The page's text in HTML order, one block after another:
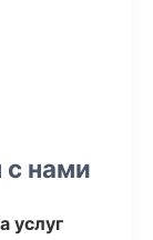
нами
услуг